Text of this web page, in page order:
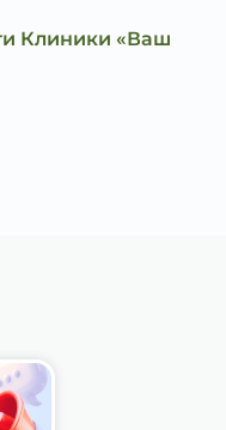
Клиники «Ваш